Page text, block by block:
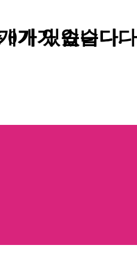
0개가 있습니
가 있습니다.